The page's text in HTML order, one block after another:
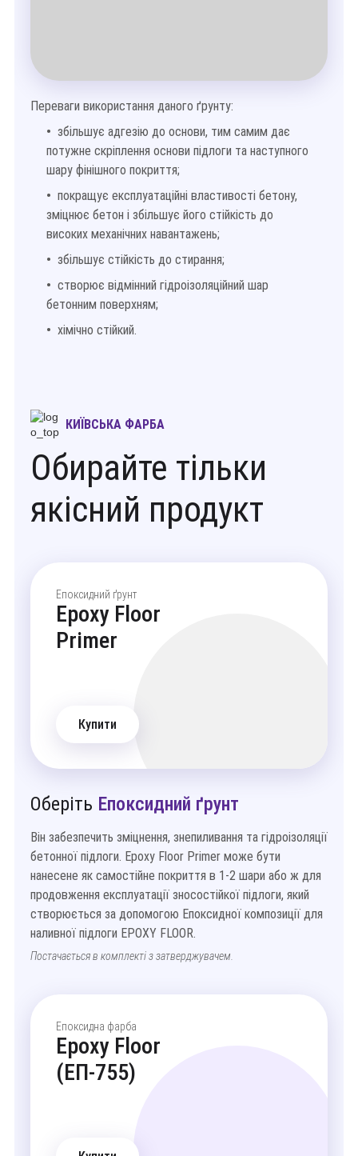
Переваги використання даного ґрунту:
збільшує адгезію до основи, тим самим дає
потужне скріплення основи підлоги та наступного
шару фінішного покриття;
покращує експлуатаційні властивості бетону,
зміцнює бетон і збільшує його стійкість до
високих механічних навантажень;
збільшує стійкість до стирання;
створює відмінний гідроізоляційний шар
бетонним поверхням;
хімічно стійкий.
КИЇВСЬКА ФАРБА
Обирайте тільки
якісний продукт
Епоксидний ґрунт
Epoxy Floor
Primer
Купити
Оберіть Епоксидний ґрунт
Він забезпечить зміцнення, знепиливання та гідроізоляції
бетонної підлоги. Epoxy Floor Primer може бути
нанесене як самостійне покриття в 1-2 шари або ж для
продовження експлуатації зносостійкої підлоги, який
створюється за допомогою Епоксидної композиції для
наливної підлоги EPOXY FLOOR.
Постачається в комплекті з затверджувачем.
Епоксидна фарба
Epoxy Floor
(ЕП-755)